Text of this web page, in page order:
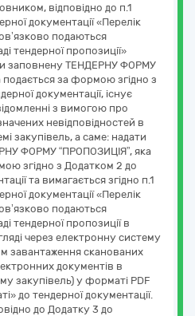
відповідно до п.1
документації «Перелік
подаються
тендерної пропозиції»
заповнену ТЕНДЕРНУ ФОРМУ
подається за формою згідно з
документації, існує
з вимогою про
невідповідностей в
закупівель, а саме: надати
ФОРМУ “ПРОПОЗИЦІЯ”, яка
згідно з Додатком 2 до
та вимагається згідно п.1
документації «Перелік
подаються
тендерної пропозиції в
через електронну систему
завантаження сканованих
документів в
закупівель) у форматі PDF
до тендерної документації.
до Додатку 3 до